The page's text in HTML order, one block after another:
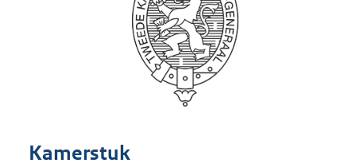
Kamerstuk